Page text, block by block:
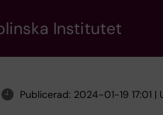
Institutet
Publicerad: 2024-01-19 17:01